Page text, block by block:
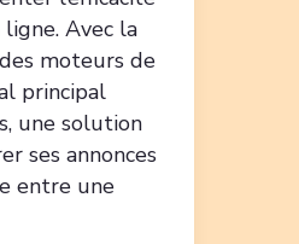
Avec la
moteurs de
principal
une solution
ses annonces
entre une